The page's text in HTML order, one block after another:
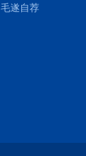
毛遂自荐